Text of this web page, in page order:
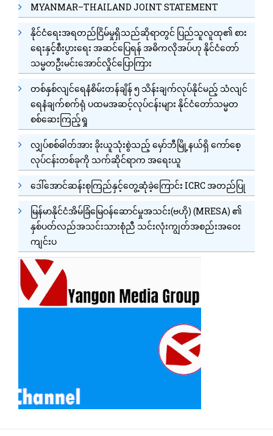
MYANMAR–THAILAND JOINT STATEMENT
နိုင်ငံရေးအရတည်ငြိမ်မှုရှိသည်ဆိုရာတွင် ပြည်သူလူထု၏ စား
ရေးနှင့်စီးပွားရေး အဆင်ပြေရန် အဓိကလိုအပ်ဟု နိုင်ငံတော်
သမ္မတဦးမင်းအောင်လှိုင်ပြောကြား
တစ်နှစ်လျင်ရေနံစိမ်းတန်ချိန် ၅ သိန်းချက်လုပ်နိုင်မည့် သံလျင်
ရေနံချက်စက်ရုံ ပထမအဆင့်လုပ်ငန်းများ နိုင်ငံတော်သမ္မတ
စစ်ဆေးကြည့်ရှု
လျှပ်စစ်ဓါတ်အား ခိုးယူသုံးစွဲသည့် မှော်ဘီမြို့နယ်ရှိ ကော်စေ့
လုပ်ငန်းတစ်ခုကို သက်ဆိုင်ရာက အရေးယူ
ဒေါ်အောင်ဆန်းစုကြည်နှင့်တွေ့ဆုံခဲ့ကြောင်း ICRC အတည်ပြု
မြန်မာနိုင်ငံအိမ်ခြံမြေဝန်ဆောင်မှုအသင်း(ဗဟို) (MRESA) ၏
နှစ်ပတ်လည်အသင်းသားစုံညီ သင်းလုံးကျွတ်အစည်းအဝေး
ကျင်းပ